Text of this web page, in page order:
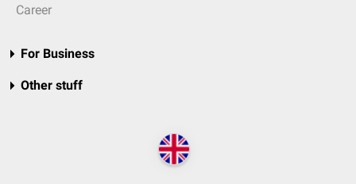
Career
For Business
Other stuff